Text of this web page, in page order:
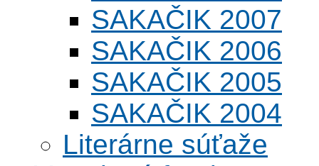
SAKAČIK 2007
SAKAČIK 2006
SAKAČIK 2005
SAKAČIK 2004
Literárne súťaže